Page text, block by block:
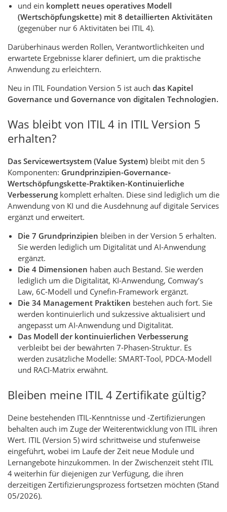
und ein komplett neues operatives Modell
(Wertschöpfungskette) mit 8 detaillierten Aktivitäten
(gegenüber nur 6 Aktivitäten bei ITIL 4).
Darüberhinaus werden Rollen, Verantwortlichkeiten und
erwartete Ergebnisse klarer definiert, um die praktische
Anwendung zu erleichtern.
Neu in ITIL Foundation Version 5 ist auch das Kapitel
Governance und Governance von digitalen Technologien.
Was bleibt von ITIL 4 in ITIL Version 5
erhalten?
Das Servicewertsystem (Value System) bleibt mit den 5
Komponenten: Grundprinzipien-Governance-
Wertschöpfungskette-Praktiken-Kontinuierliche
Verbesserung komplett erhalten. Diese sind lediglich um die
Anwendung von KI und die Ausdehnung auf digitale Services
ergänzt und erweitert.
Die 7 Grundprinzipien bleiben in der Version 5 erhalten.
Sie werden lediglich um Digitalität und AI-Anwendung
ergänzt.
Die 4 Dimensionen haben auch Bestand. Sie werden
lediglich um die Digitalität, KI-Anwendung, Comway’s
Law, 6C-Modell und Cynefin-Framework ergänzt.
Die 34 Management Praktiken bestehen auch fort. Sie
werden kontinuierlich und sukzessive aktualisiert und
angepasst um AI-Anwendung und Digitalität.
Das Modell der kontinuierlichen Verbesserung
verbleibt bei der bewährten 7-Phasen-Struktur. Es
werden zusätzliche Modelle: SMART-Tool, PDCA-Modell
und RACI-Matrix erwähnt.
Bleiben meine ITIL 4 Zertifikate gültig?
Deine bestehenden ITIL-Kenntnisse und -Zertifizierungen
behalten auch im Zuge der Weiterentwicklung von ITIL ihren
Wert. ITIL (Version 5) wird schrittweise und stufenweise
eingeführt, wobei im Laufe der Zeit neue Module und
Lernangebote hinzukommen. In der Zwischenzeit steht ITIL
4 weiterhin für diejenigen zur Verfügung, die ihren
derzeitigen Zertifizierungsprozess fortsetzen möchten (Stand
05/2026).